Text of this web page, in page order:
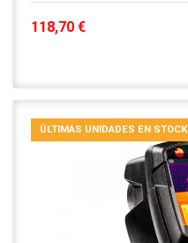
118,70 €
ÚLTIMAS UNIDADES EN STOCK